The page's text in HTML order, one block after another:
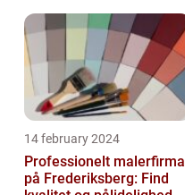
14 february 2024
Professionelt malerfirma
på Frederiksberg: Find